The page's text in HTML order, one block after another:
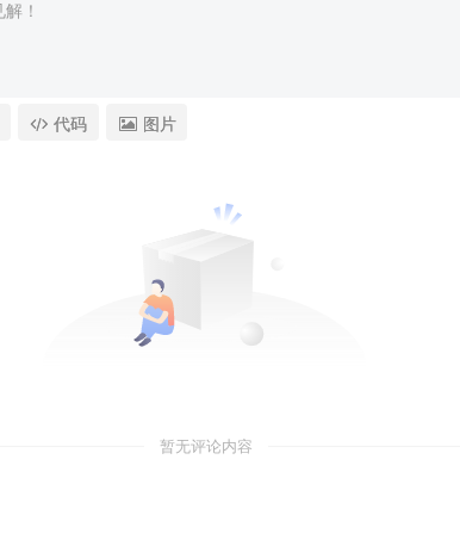
代码 图片
暂无评论内容